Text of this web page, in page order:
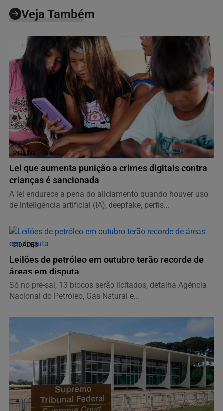
Veja Também
MUNDO
Lei que aumenta punição a crimes digitais contra
crianças é sancionada
A lei endurece a pena do aliciamento quando houver uso
de inteligência artificial (IA), deepfake, perfis...
CIDADES
Leilões de petróleo em outubro terão recorde de
áreas em disputa
Só no pré-sal, 13 blocos serão licitados, detalha Agência
Nacional do Petróleo, Gás Natural e...